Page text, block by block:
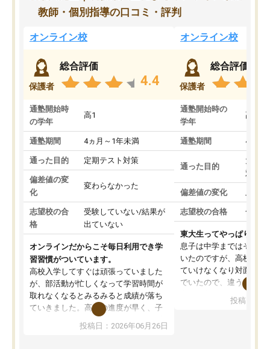
教師・個別指導の口コミ・評判
オンライン校
保護者
総合評価
4.4
通塾開始時
の学年
高1
通塾期間 4ヵ月～1年未満
通った目的 定期テスト対策
偏差値の変
化
変わらなかった
志望校の合
格
受験していない/結果が
出ていない
オンラインだからこそ毎日利用でき学
習習慣がついています。
高校入学してすぐは頑張っていました
が、部活動が忙しくなって学習時間が
取れなくなるとみるみると成績が落ち
ていきました。高校の進度が早く、子
供も家に帰って勉強の話すると嫌な反
応を示します。東大先生にお願いして
投稿日：2026年06月26日
オンライン校
保護者
総合評価
通塾開始時の
学年
高3
通塾期間 4ヵ月
通った目的
大学
対策
偏差値の変化
志望校の合格 合格
東大生ってやっぱりすご
息子は中学まではそこそ
いたのですが、高校に入
ていけなくなり対面の塾
でいたので、違うアプロ
で、当初は模試でD判定
投稿日：